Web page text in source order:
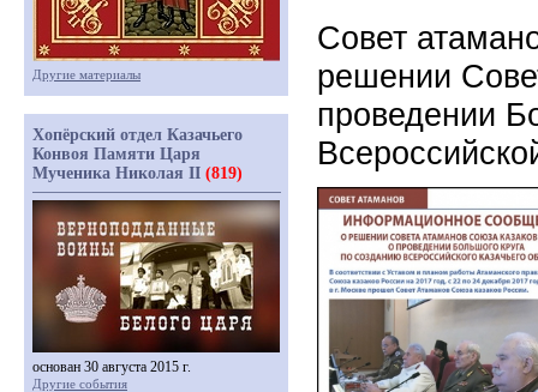
Совет
решении
проведении
Другие материалы
Хопёрский отдел Казачьего
Конвоя Памяти Царя
Мученика Николая II (819)
основан 30 августа 2015 г.
Другие события